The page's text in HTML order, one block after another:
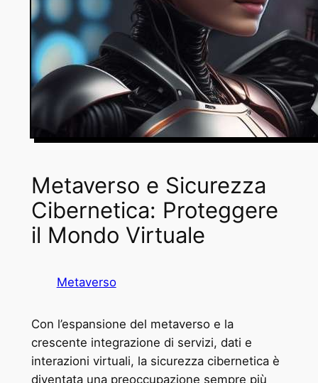
Metaverso e Sicurezza
Cibernetica: Proteggere
il Mondo Virtuale
Metaverso
Con l’espansione del metaverso e la
crescente integrazione di servizi, dati e
interazioni virtuali, la sicurezza cibernetica è
diventata una preoccupazione sempre più